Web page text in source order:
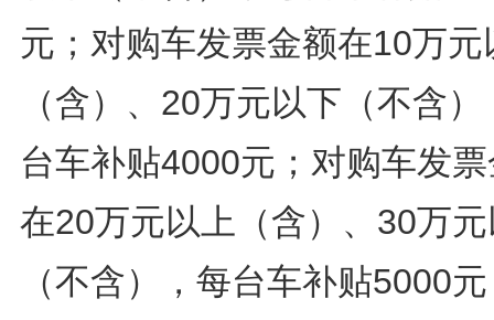
元；对购车发票金额在10万元
（含）、20万元以下（不含
台车补贴4000元；对购车发
在20万元以上（含）、30万
（不含），每台车补贴5000